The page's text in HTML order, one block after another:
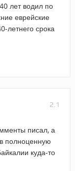
лет водил по
еврейские
летнего срока
2.1
писал, а
полноценную
куда-то